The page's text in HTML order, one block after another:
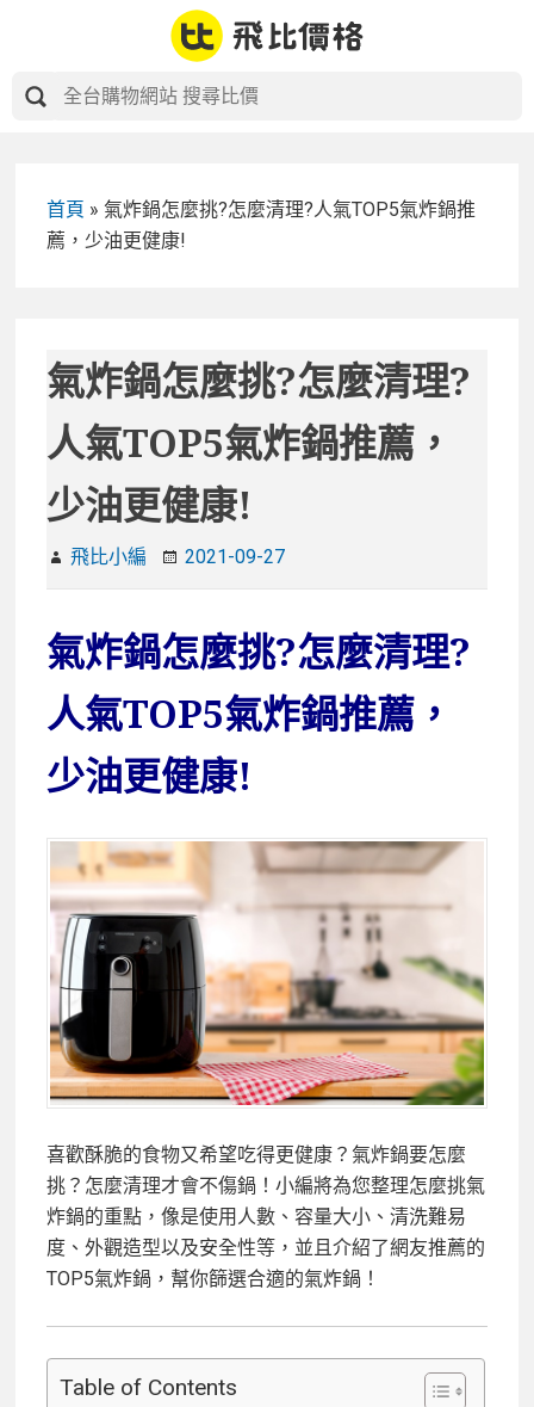
首頁 » 氣炸鍋怎麼挑?怎麼清理?人氣TOP5氣炸鍋推
薦，少油更健康!
氣炸鍋怎麼挑?怎麼清理?
人氣TOP5氣炸鍋推薦，
少油更健康!
飛比小編 2021-09-27
氣炸鍋怎麼挑?怎麼清理?
人氣TOP5氣炸鍋推薦，
少油更健康!
喜歡酥脆的食物又希望吃得更健康？氣炸鍋要怎麼
挑？怎麼清理才會不傷鍋！小編將為您整理怎麼挑氣
炸鍋的重點，像是使用人數、容量大小、清洗難易
度、外觀造型以及安全性等，並且介紹了網友推薦的
TOP5氣炸鍋，幫你篩選合適的氣炸鍋！
Table of Contents